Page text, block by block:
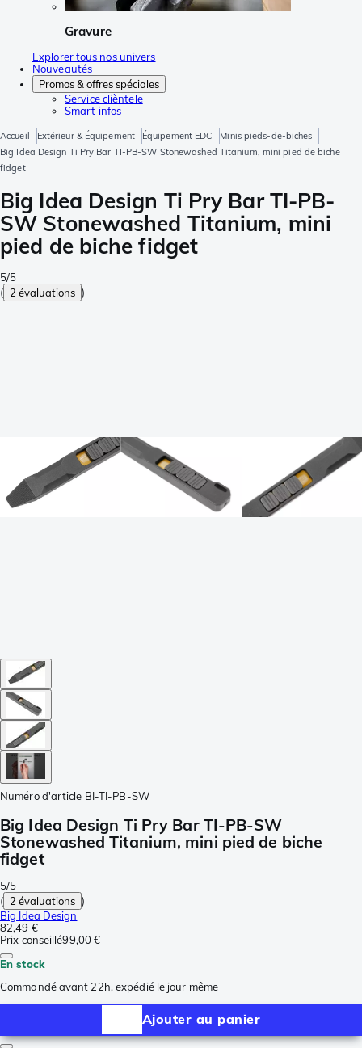
Gravure
Explorer tous nos univers
Nouveautés
Promos & offres spéciales
Service clièntele
Smart infos
Accueil Extérieur & Équipement Équipement EDC
Minis pieds-de-biches
Big Idea Design Ti Pry Bar TI-PB-SW Stonewashed Titanium, mini pied de biche
fidget
Big Idea Design Ti Pry Bar TI-PB-
SW Stonewashed Titanium, mini
pied de biche fidget
5/5
( 2 évaluations )
Numéro d'article BI-TI-PB-SW
Big Idea Design Ti Pry Bar TI-PB-SW
Stonewashed Titanium, mini pied de biche
fidget
5/5
( 2 évaluations )
Big Idea Design
82,49 €
Prix conseillé99,00 €
En stock
Commandé avant 22h, expédié le jour même
Ajouter au panier